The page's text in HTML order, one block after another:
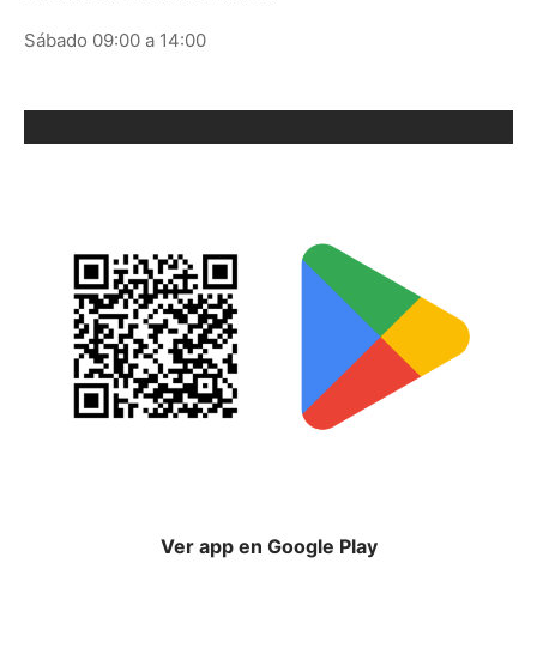
Sábado 09:00 a 14:00
Ver app en Google Play